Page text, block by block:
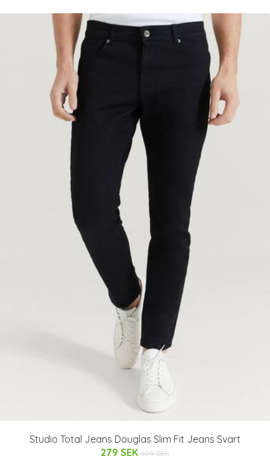
Studio Total Jeans Douglas Slim Fit Jeans Svart
279 SEK 699 SEK